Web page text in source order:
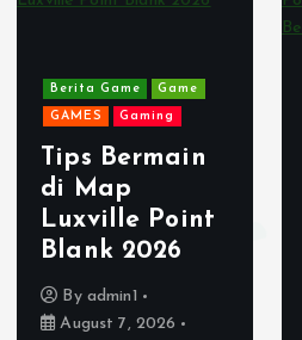
Berita Game Game
GAMES Gaming
Tips Bermain
di Map
Luxville Point
Blank 2026
By admin1
August 7, 2026